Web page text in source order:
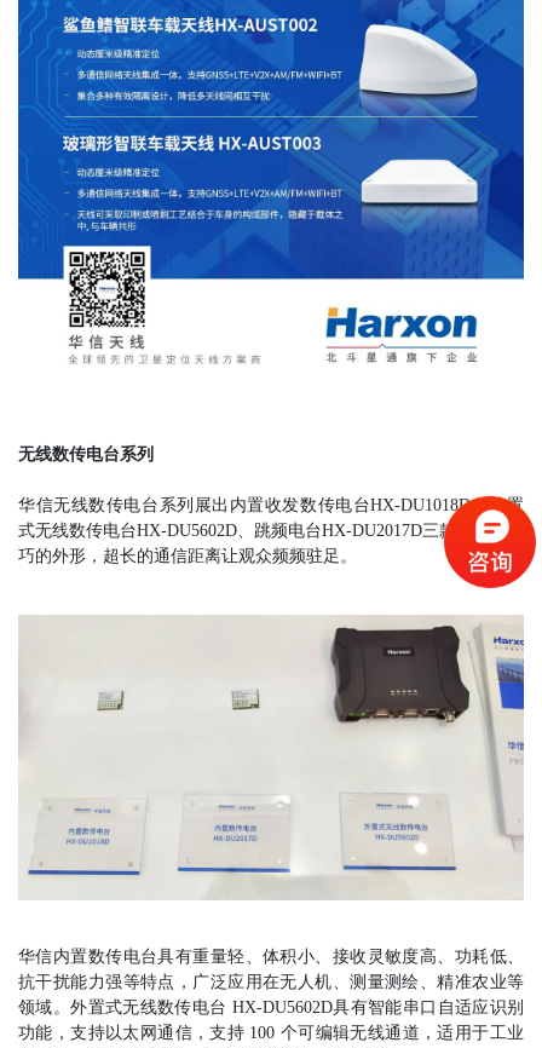
无线数传电台系列
华信无线数传电台系列展出内置收发数传电台HX-DU1018D、外置
式无线数传电台HX-DU5602D、跳频电台HX-DU2017D三款产品，小
巧的外形，超长的通信距离让观众频频驻足。
华信内置数传电台具有重量轻、体积小、接收灵敏度高、功耗低、
抗干扰能力强等特点，广泛应用在无人机、测量测绘、精准农业等
领域。外置式无线数传电台 HX-DU5602D具有智能串口自适应识别
功能，支持以太网通信，支持 100 个可编辑无线通道，适用于工业